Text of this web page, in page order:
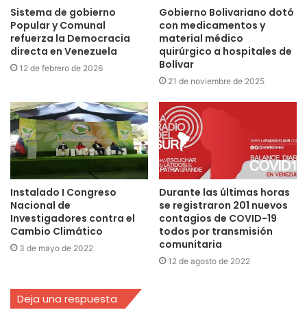
Sistema de gobierno
Popular y Comunal
refuerza la Democracia
directa en Venezuela
12 de febrero de 2026
Gobierno Bolivariano dotó
con medicamentos y
material médico
quirúrgico a hospitales de
Bolívar
21 de noviembre de 2025
Instalado I Congreso
Nacional de
Investigadores contra el
Cambio Climático
3 de mayo de 2022
Durante las últimas horas
se registraron 201 nuevos
contagios de COVID-19
todos por transmisión
comunitaria
12 de agosto de 2022
Deja una respuesta